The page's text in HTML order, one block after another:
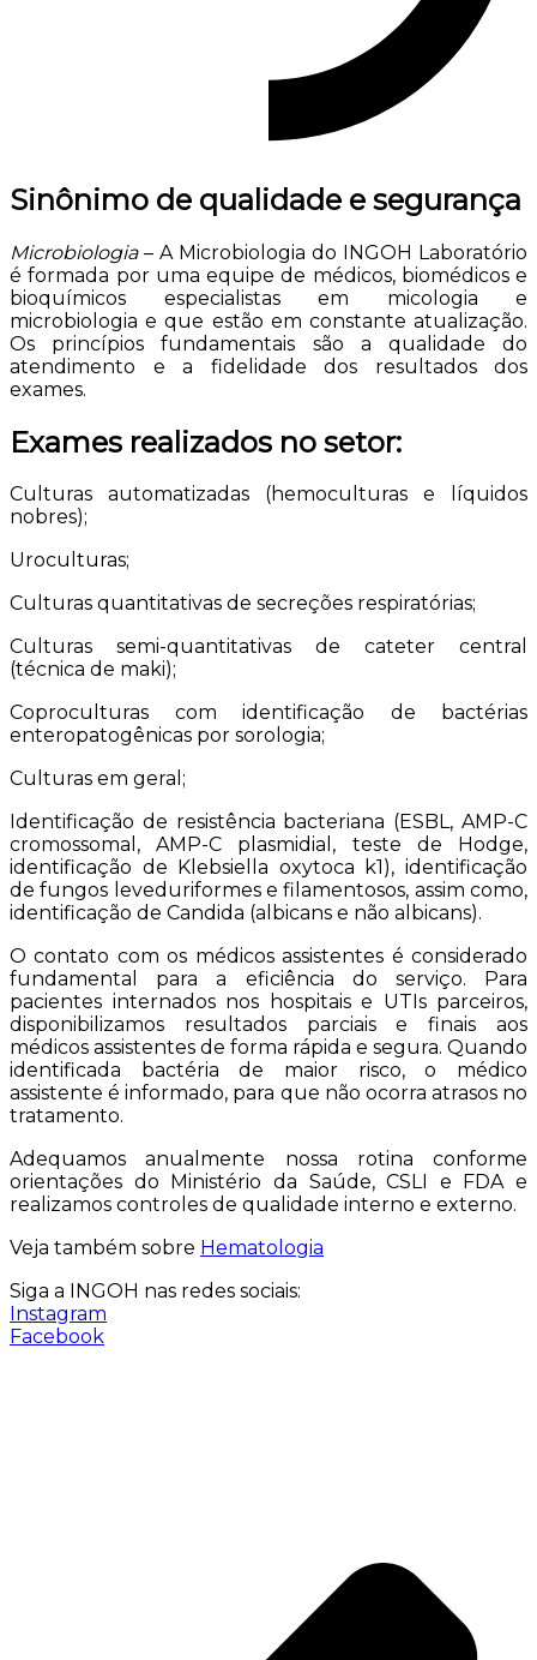
Sinônimo de qualidade e segurança
Microbiologia– A Microbiologia do INGOH Laboratório
é formada por uma equipe de médicos, biomédicos e
bioquímicos especialistas em micologia e
microbiologia e que estão em constante atualização.
Os princípios fundamentais são a qualidade do
atendimento e a fidelidade dos resultados dos
exames.
Exames realizados no setor:
Culturas automatizadas (hemoculturas e líquidos
nobres);
Uroculturas;
Culturas quantitativas de secreções respiratórias;
Culturas semi-quantitativas de cateter central
(técnica de maki);
Coproculturas com identificação de bactérias
enteropatogênicas por sorologia;
Culturas em geral;
Identificação de resistência bacteriana (ESBL, AMP-C
cromossomal, AMP-C plasmidial, teste de Hodge,
identificação de Klebsiella oxytoca k1), identificação
de fungos leveduriformes e filamentosos, assim como,
identificação de Candida (albicans e não albicans).
O contato com os médicos assistentes é considerado
fundamental para a eficiência do serviço. Para
pacientes internados nos hospitais e UTIs parceiros,
disponibilizamos resultados parciais e finais aos
médicos assistentes de forma rápida e segura. Quando
identificada bactéria de maior risco, o médico
assistente é informado, para que não ocorra atrasos no
tratamento.
Adequamos anualmente nossa rotina conforme
orientações do Ministério da Saúde, CSLI e FDA e
realizamos controles de qualidade interno e externo.
Veja também sobre Hematologia
Siga a INGOH nas redes sociais:
Instagram
Facebook